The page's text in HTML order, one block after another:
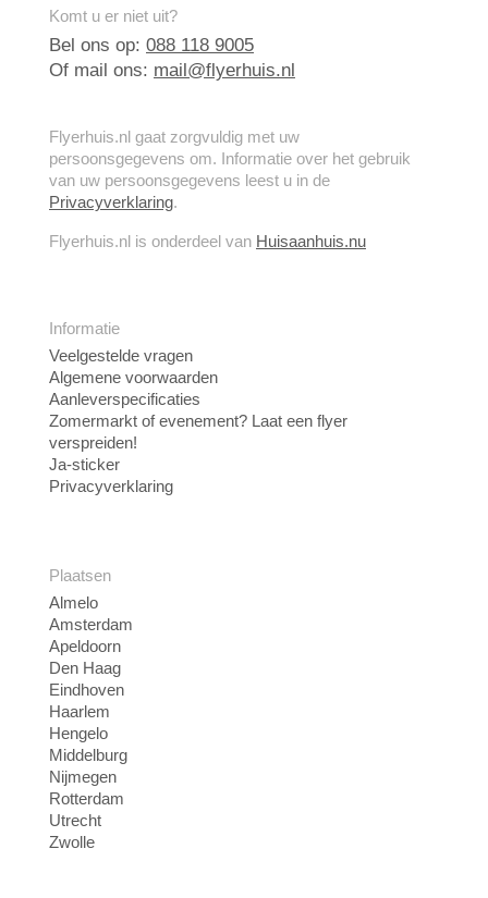
Komt u er niet uit?
Bel ons op: 088 118 9005
Of mail ons: mail@flyerhuis.nl
Flyerhuis.nl gaat zorgvuldig met uw
persoonsgegevens om. Informatie over het gebruik
van uw persoonsgegevens leest u in de
Privacyverklaring.
Flyerhuis.nl is onderdeel van Huisaanhuis.nu
Informatie
Veelgestelde vragen
Algemene voorwaarden
Aanleverspecificaties
Zomermarkt of evenement? Laat een flyer
verspreiden!
Ja-sticker
Privacyverklaring
Plaatsen
Almelo
Amsterdam
Apeldoorn
Den Haag
Eindhoven
Haarlem
Hengelo
Middelburg
Nijmegen
Rotterdam
Utrecht
Zwolle